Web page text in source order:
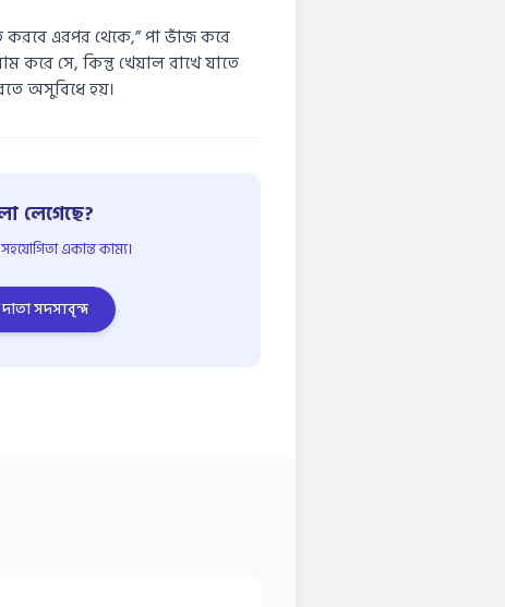
এরপর থেকে,” পা ভাঁজ করে
করে সে, কিন্তু খেয়াল রাখে যাতে
অসুবিধে হয়।
লেগেছে?
একান্ত কাম্য।
দাতা সদস্যবৃন্দ